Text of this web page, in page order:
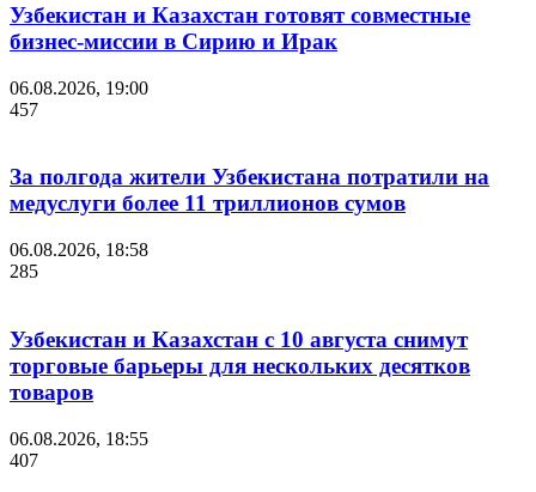
Узбекистан и Казахстан готовят совместные
бизнес-миссии в Сирию и Ирак
06.08.2026, 19:00
457
За полгода жители Узбекистана потратили на
медуслуги более 11 триллионов сумов
06.08.2026, 18:58
285
Узбекистан и Казахстан с 10 августа снимут
торговые барьеры для нескольких десятков
товаров
06.08.2026, 18:55
407